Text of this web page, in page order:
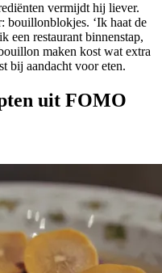
vermijdt hij liever.
bouillonblokjes. ‘Ik haat de
een restaurant binnenstap,
maken kost wat extra
bij aandacht voor eten.
uit FOMO